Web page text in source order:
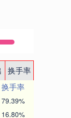
换手率
换手率
79.39%
16.80%